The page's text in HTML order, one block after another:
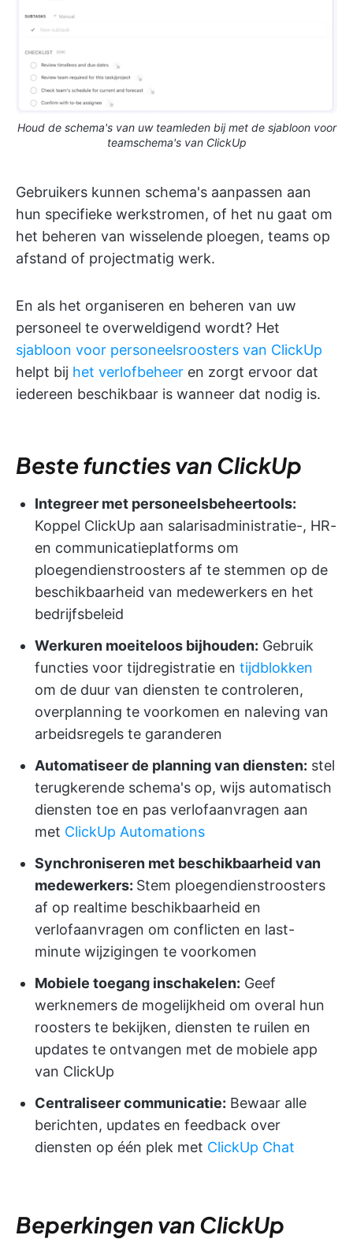
Houd de schema's van uw teamleden bij met de sjabloon voor
teamschema's van ClickUp
Gebruikers kunnen schema's aanpassen aan
hun specifieke werkstromen, of het nu gaat om
het beheren van wisselende ploegen, teams op
afstand of projectmatig werk.
En als het organiseren en beheren van uw
personeel te overweldigend wordt? Het
sjabloon voor personeelsroosters van ClickUp
helpt bij het verlofbeheer en zorgt ervoor dat
iedereen beschikbaar is wanneer dat nodig is.
Beste functies van ClickUp
Integreer met personeelsbeheertools:
Koppel ClickUp aan salarisadministratie-, HR-
en communicatieplatforms om
ploegendienstroosters af te stemmen op de
beschikbaarheid van medewerkers en het
bedrijfsbeleid
Werkuren moeiteloos bijhouden: Gebruik
functies voor tijdregistratie en tijdblokken
om de duur van diensten te controleren,
overplanning te voorkomen en naleving van
arbeidsregels te garanderen
Automatiseer de planning van diensten: stel
terugkerende schema's op, wijs automatisch
diensten toe en pas verlofaanvragen aan
met ClickUp Automations
Synchroniseren met beschikbaarheid van
medewerkers: Stem ploegendienstroosters
af op realtime beschikbaarheid en
verlofaanvragen om conflicten en last-
minute wijzigingen te voorkomen
Mobiele toegang inschakelen: Geef
werknemers de mogelijkheid om overal hun
roosters te bekijken, diensten te ruilen en
updates te ontvangen met de mobiele app
van ClickUp
Centraliseer communicatie: Bewaar alle
berichten, updates en feedback over
diensten op één plek met ClickUp Chat
Beperkingen van ClickUp